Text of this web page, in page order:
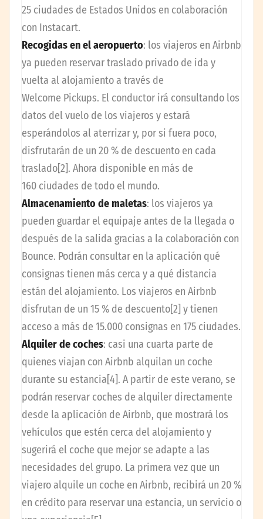
25 ciudades de Estados Unidos en colaboración
con Instacart.
Recogidas en el aeropuerto: los viajeros en Airbnb
ya pueden reservar traslado privado de ida y
vuelta al alojamiento a través de
Welcome Pickups. El conductor irá consultando los
datos del vuelo de los viajeros y estará
esperándolos al aterrizar y, por si fuera poco,
disfrutarán de un 20 % de descuento en cada
traslado[2]. Ahora disponible en más de
160 ciudades de todo el mundo.
Almacenamiento de maletas: los viajeros ya
pueden guardar el equipaje antes de la llegada o
después de la salida gracias a la colaboración con
Bounce. Podrán consultar en la aplicación qué
consignas tienen más cerca y a qué distancia
están del alojamiento. Los viajeros en Airbnb
disfrutan de un 15 % de descuento[2] y tienen
acceso a más de 15.000 consignas en 175 ciudades.
Alquiler de coches: casi una cuarta parte de
quienes viajan con Airbnb alquilan un coche
durante su estancia[4]. A partir de este verano, se
podrán reservar coches de alquiler directamente
desde la aplicación de Airbnb, que mostrará los
vehículos que estén cerca del alojamiento y
sugerirá el coche que mejor se adapte a las
necesidades del grupo. La primera vez que un
viajero alquile un coche en Airbnb, recibirá un 20 %
en crédito para reservar una estancia, un servicio o